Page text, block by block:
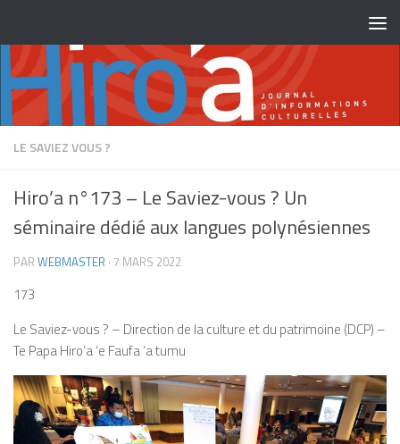
LE SAVIEZ VOUS ?
Hiro’a n°173 – Le Saviez-vous ? Un
séminaire dédié aux langues polynésiennes
PAR WEBMASTER · 7 MARS 2022
173
Le Saviez-vous ? – Direction de la culture et du patrimoine (DCP) –
Te Papa Hiro’a ‘e Faufa ‘a tumu